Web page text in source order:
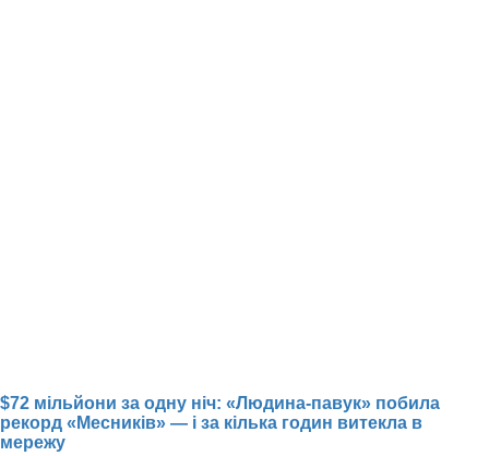
$72 мільйони за одну ніч: «Людина-павук» побила
рекорд «Месників» — і за кілька годин витекла в
мережу